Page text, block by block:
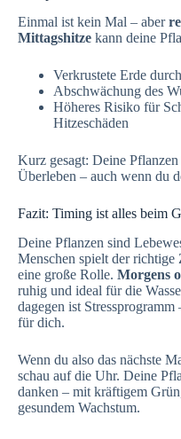
Einmal ist kein Mal – aber
Mittagshitze kann deine
Verkrustete Erde
Abschwächung des
Höheres Risiko für
Hitzeschäden
Kurz gesagt: Deine
Überleben – auch wenn du
Fazit: Timing ist alles beim
Deine Pflanzen sind
Menschen spielt der
eine große Rolle. Morgens
ruhig und ideal für die
dagegen ist
für dich.
Wenn du also das nächste
schau auf die Uhr. Deine
danken – mit kräftigem
gesundem Wachstum.